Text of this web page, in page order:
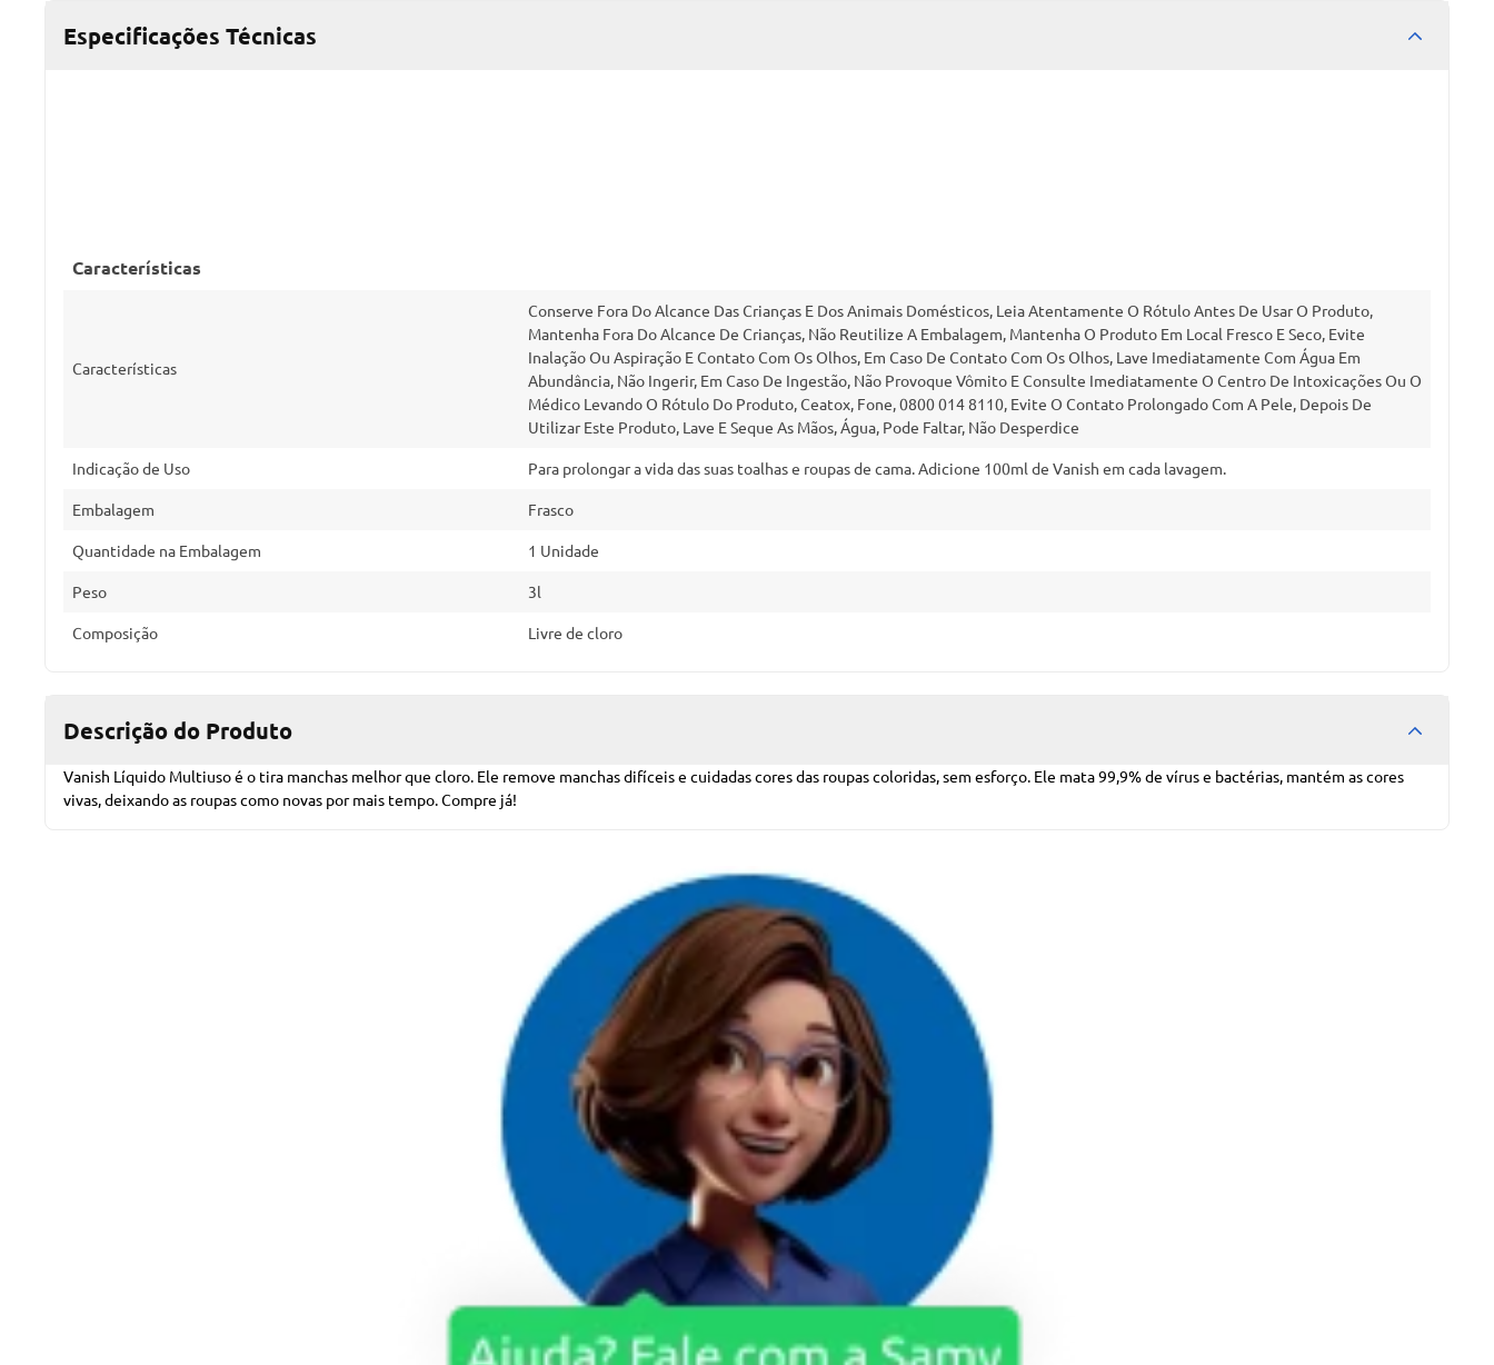
Especificações Técnicas
Características
Características
Conserve Fora Do Alcance Das Crianças E Dos Animais Domésticos, Leia Atentamente O Rótulo Antes De Usar O Produto,
Mantenha Fora Do Alcance De Crianças, Não Reutilize A Embalagem, Mantenha O Produto Em Local Fresco E Seco, Evite
Inalação Ou Aspiração E Contato Com Os Olhos, Em Caso De Contato Com Os Olhos, Lave Imediatamente Com Água Em
Abundância, Não Ingerir, Em Caso De Ingestão, Não Provoque Vômito E Consulte Imediatamente O Centro De Intoxicações Ou O
Médico Levando O Rótulo Do Produto, Ceatox, Fone, 0800 014 8110, Evite O Contato Prolongado Com A Pele, Depois De
Utilizar Este Produto, Lave E Seque As Mãos, Água, Pode Faltar, Não Desperdice
Indicação de Uso Para prolongar a vida das suas toalhas e roupas de cama. Adicione 100ml de Vanish em cada lavagem.
Embalagem Frasco
Quantidade na Embalagem 1 Unidade
Peso 3l
Composição Livre de cloro
Descrição do Produto
Vanish Líquido Multiuso é o tira manchas melhor que cloro. Ele remove manchas difíceis e cuidadas cores das roupas coloridas, sem esforço. Ele mata 99,9% de vírus e bactérias, mantém as cores
vivas, deixando as roupas como novas por mais tempo. Compre já!